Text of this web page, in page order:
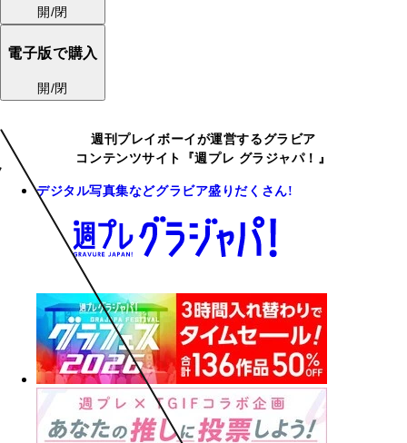
開/閉
電子版で購入
開/閉
週刊プレイボーイが運営するグラビア
コンテンツサイト『週プレ グラジャパ！』
デジタル写真集などグラビア盛りだくさん!